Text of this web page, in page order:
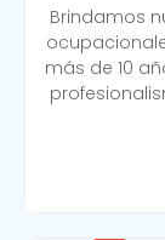
Brindamos
más de 10